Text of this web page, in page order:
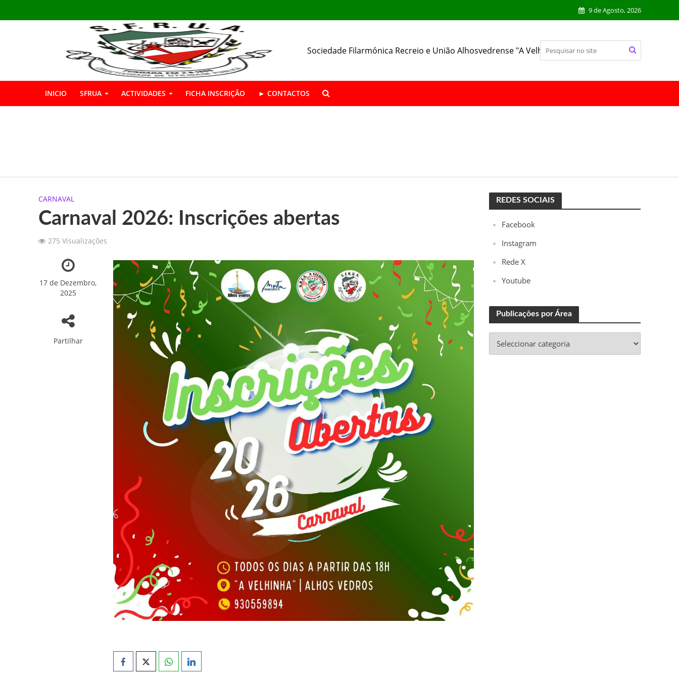
9 de Agosto, 2026
Sociedade Filarmónica Recreio e União Alhosvedrense "A Velhinha"
INICIO SFRUA ACTIVIDADES FICHA INSCRIÇÃO ► CONTACTOS
A SFRUA assinalou o seu 157.º aniversário.
Convite: 157º Aniversário da SFRUA “A Velhinha” – 2 agosto – 21:30h – Sede
A Nossa Sede em Transformação!
Patinagem: 7os Testes Distritais
Novidades sobre o Bar
Fotos: Capoeira 2026
Fotos: Torneio Intercalar de Formação 2026 (Patinagem)
Fotos: Ballet “Era uma vez o Mundo”
SFRUA brilhou no 12.º Torneio João Cruz de Trampolim Individual
Campeonato Distrital de Patinagem Livre 2026
🥋 Aula Especial – Dia da Mãe 💙
Trampolins: Qualificativa Regional Sul TRI
Inês Reis – Vice-Campeã Nacional de Duplo-mini Trampolim
Inês Reis conquista Bronze por equipas no Europeu de Ginástica de Trampolins
CARNAVAL
Carnaval 2026: Inscrições abertas
275 Visualizações
17 de Dezembro,
2025
Partilhar
REDES SOCIAIS
Facebook
Instagram
Rede X
Youtube
Publicações por Área